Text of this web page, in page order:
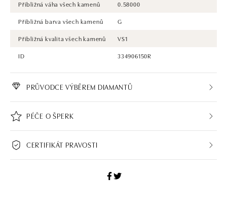
Přibližná váha všech kamenů
0.58000
Přibližná barva všech kamenů
G
Přibližná kvalita všech kamenů
VS1
ID
334906150R
PRŮVODCE VÝBĚREM DIAMANTŮ
PÉČE O ŠPERK
CERTIFIKÁT PRAVOSTI